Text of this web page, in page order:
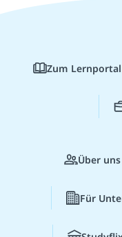
Zum Lernportal
Über uns
Für